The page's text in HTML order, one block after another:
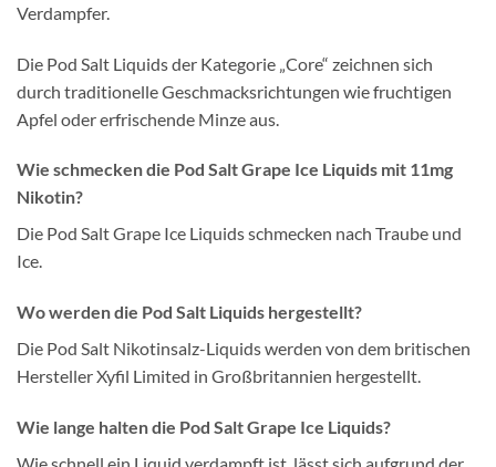
Verdampfer.
Die Pod Salt Liquids der Kategorie „Core“ zeichnen sich
durch traditionelle Geschmacksrichtungen wie fruchtigen
Apfel oder erfrischende Minze aus.
Wie schmecken die Pod Salt Grape Ice Liquids mit 11mg
Nikotin?
Die Pod Salt Grape Ice Liquids schmecken nach Traube und
Ice.
Wo werden die Pod Salt Liquids hergestellt?
Die Pod Salt Nikotinsalz-Liquids werden von dem britischen
Hersteller Xyfil Limited in Großbritannien hergestellt.
Wie lange halten die Pod Salt Grape Ice Liquids?